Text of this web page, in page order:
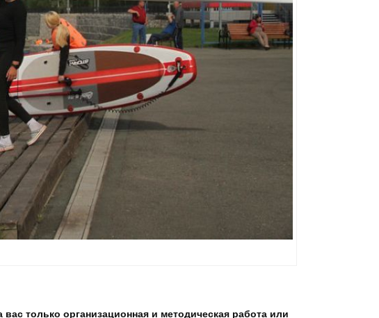
только организационная и методическая работа или